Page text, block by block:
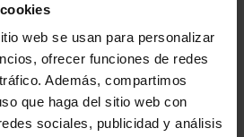
web se usan para personalizar
ofrecer funciones de redes
Además, compartimos
que haga del sitio web con
sociales, publicidad y análisis